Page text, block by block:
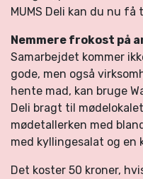
MUMS Deli kan du nu
Nemmere frokost på
Samarbejdet kommer
gode, men også
hente mad, kan bruge
Deli bragt til
mødetallerken med
med kyllingesalat og en
Det koster 50 kroner,